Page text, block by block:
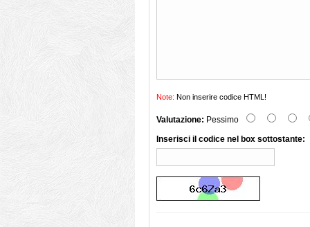
Note: Non inserire codice HTML!
Valutazione: Pessimo
Inserisci il codice nel box sottostante: